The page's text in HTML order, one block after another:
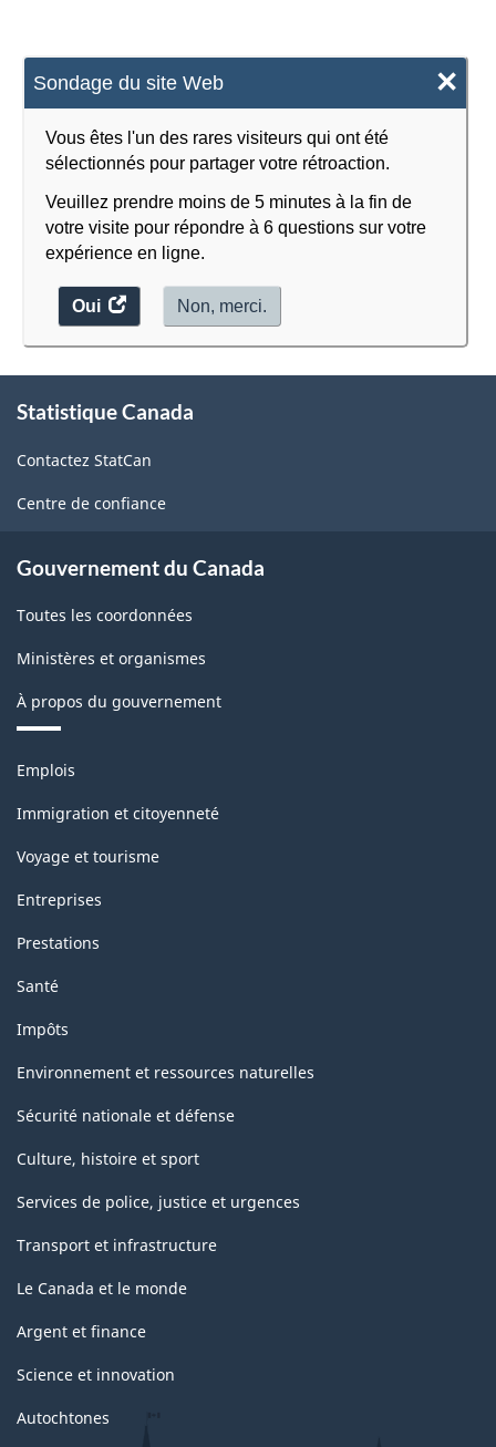
Sondage du site Web ×
Vous êtes l'un des rares visiteurs qui ont été
sélectionnés pour partager votre rétroaction.
Veuillez prendre moins de 5 minutes à la fin de
votre visite pour répondre à 6 questions sur votre
expérience en ligne.
Oui
accéder
au
Non, merci.
population
active
(EPA)
Structure
de
classification
propos
ce
site
Statistique Canada
Contactez StatCan
Centre de confiance
Gouvernement du Canada
Toutes les coordonnées
Ministères et organismes
À propos du gouvernement
Thèmes
sujets
Emplois
Immigration et citoyenneté
Voyage et tourisme
Entreprises
Prestations
Santé
Impôts
Environnement et ressources naturelles
Sécurité nationale et défense
Culture, histoire et sport
Services de police, justice et urgences
Transport et infrastructure
Le Canada et le monde
Argent et finance
Science et innovation
Autochtones